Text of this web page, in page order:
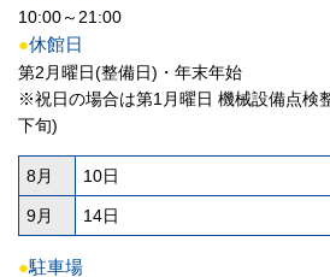
10:00～21:00
●休館日
第2月曜日(整備日)・年末年始
※祝日の場合は第1月曜日 機械設備点検
下旬)
8月 10日
9月 14日
●駐車場